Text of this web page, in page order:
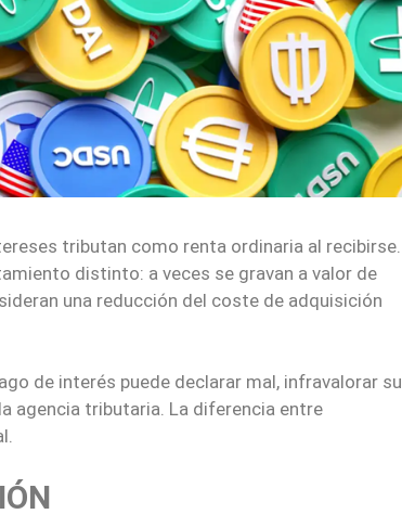
tributan como renta ordinaria al recibirse.
distinto: a veces se gravan a valor de
una reducción del coste de adquisición
de interés puede declarar mal, infravalorar su
agencia tributaria. La diferencia entre